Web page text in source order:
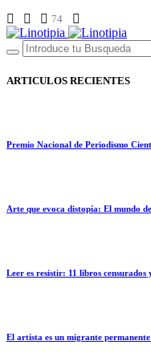
74
ARTICULOS RECIENTES
Premio Nacional de Periodismo
Arte que evoca distopía: El mundo
Leer es resistir: 11 libros censurados
El artista es un migrante